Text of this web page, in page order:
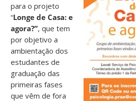
para o projeto
“Longe de Casa: e
agora?”, que tem
por objetivo a
ambientação dos
estudantes de
graduação das
primeiras fases
que vêm de fora